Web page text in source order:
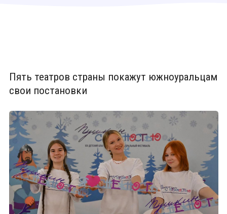
Пять театров страны покажут южноуральцам
свои постановки